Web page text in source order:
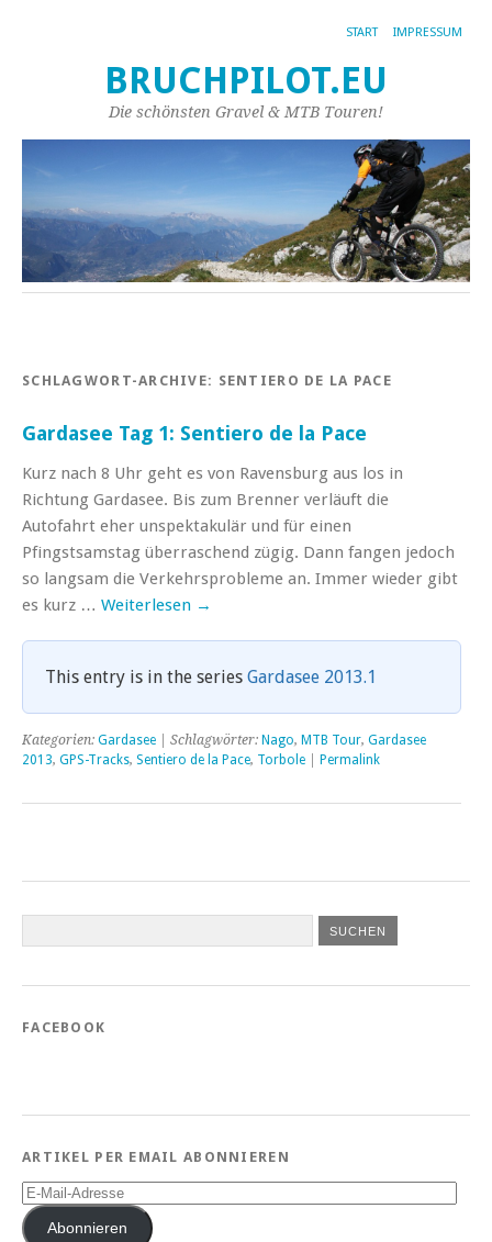
START IMPRESSUM
BRUCHPILOT.EU
Die schönsten Gravel & MTB Touren!
SCHLAGWORT-ARCHIVE: SENTIERO DE LA PACE
Gardasee Tag 1: Sentiero de la Pace
Kurz nach 8 Uhr geht es von Ravensburg aus los in
Richtung Gardasee. Bis zum Brenner verläuft die
Autofahrt eher unspektakulär und für einen
Pfingstsamstag überraschend zügig. Dann fangen jedoch
so langsam die Verkehrsprobleme an. Immer wieder gibt
es kurz … Weiterlesen →
This entry is in the series Gardasee 2013.1
Kategorien: Gardasee | Schlagwörter: Nago, MTB Tour, Gardasee
2013, GPS-Tracks, Sentiero de la Pace, Torbole Permalink
FACEBOOK
ARTIKEL PER EMAIL ABONNIEREN
E-
Mail-
AdresseAbonnieren